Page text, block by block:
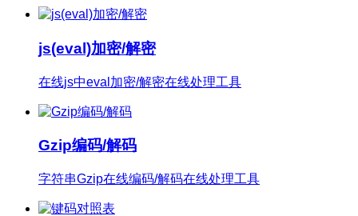
js(eval)加密/解密
在线js中eval加密/解密在线处理工具
Gzip编码/解码
字符串Gzip在线编码/解码在线处理工具